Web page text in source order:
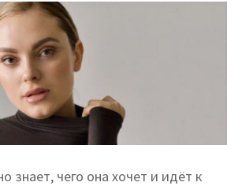
знает, чего она хочет и идёт к